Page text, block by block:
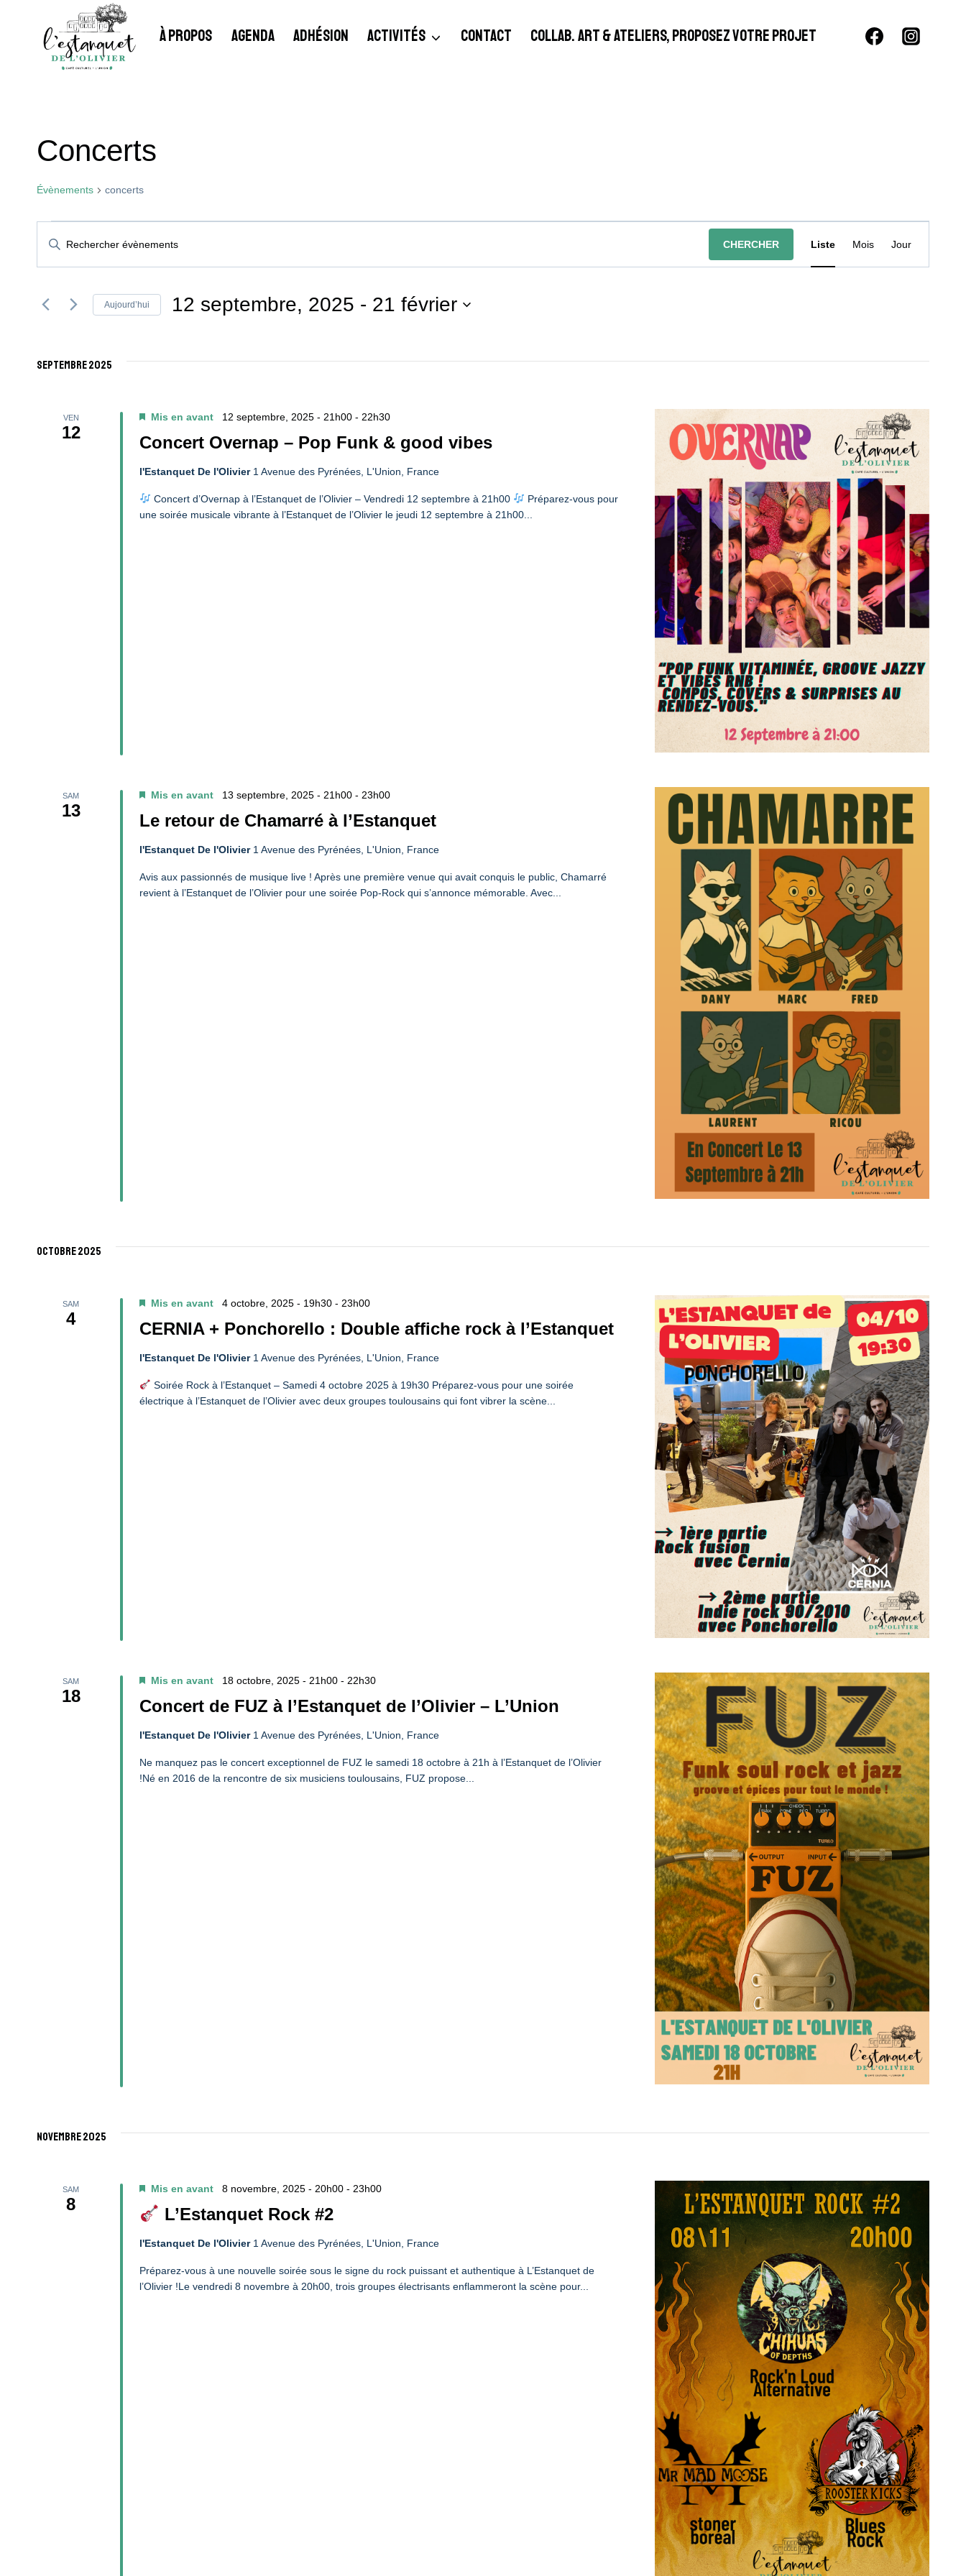
À PROPOS AGENDA ADHÉSION ACTIVITÉS CONTACT COLLAB. ART & ATELIERS, PROPOSEZ VOTRE PROJET
Concerts
Évènements concerts
Évènements
Recherche
Navigation
De
Vues
Évènements
Saisir
Rechercher
Évènements
CHERCHER
Navigation
Évènement
Liste Mois Jour
Aujourd’hui 12 septembre, 2025 - 21 février
date.
septembre 2025
VEN
12
Concert Overnap – Pop Funk & good vibes
Mis en avant 12 septembre, 2025 - 21h00 - 22h30
l'Estanquet De l'Olivier 1 Avenue des Pyrénées, L'Union, France
Concert d’Overnap à l’Estanquet de l’Olivier – Vendredi 12 septembre à 21h00
Préparez-vous pour
une soirée musicale vibrante à l’Estanquet de l’Olivier le jeudi 12 septembre à 21h00...
SAM
13
Le retour de Chamarré à l’Estanquet
Mis en avant 13 septembre, 2025 - 21h00 - 23h00
l'Estanquet De l'Olivier 1 Avenue des Pyrénées, L'Union, France
Avis aux passionnés de musique live ! Après une première venue qui avait conquis le public, Chamarré
revient à l’Estanquet de l’Olivier pour une soirée Pop-Rock qui s’annonce mémorable. Avec...
octobre 2025
SAM
4
CERNIA + Ponchorello : Double affiche rock à l’Estanquet
Mis en avant 4 octobre, 2025 - 19h30 - 23h00
l'Estanquet De l'Olivier 1 Avenue des Pyrénées, L'Union, France
Soirée Rock à l’Estanquet – Samedi 4 octobre 2025 à 19h30 Préparez-vous pour une soirée
électrique à l’Estanquet de l’Olivier avec deux groupes toulousains qui font vibrer la scène...
SAM
18
Concert de FUZ à l’Estanquet de l’Olivier – L’Union
Mis en avant 18 octobre, 2025 - 21h00 - 22h30
l'Estanquet De l'Olivier 1 Avenue des Pyrénées, L'Union, France
Ne manquez pas le concert exceptionnel de FUZ le samedi 18 octobre à 21h à l’Estanquet de l’Olivier
!Né en 2016 de la rencontre de six musiciens toulousains, FUZ propose...
novembre 2025
SAM
8
L’Estanquet Rock #2
Mis en avant 8 novembre, 2025 - 20h00 - 23h00
l'Estanquet De l'Olivier 1 Avenue des Pyrénées, L'Union, France
Préparez-vous à une nouvelle soirée sous le signe du rock puissant et authentique à L’Estanquet de
l’Olivier !Le vendredi 8 novembre à 20h00, trois groupes électrisants enflammeront la scène pour...